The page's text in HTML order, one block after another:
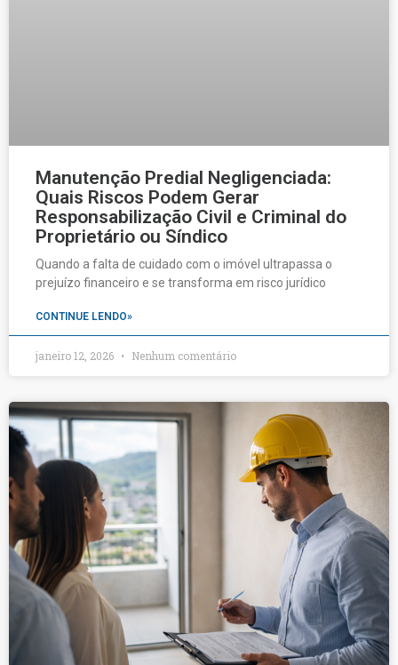
Manutenção Predial Negligenciada:
Quais Riscos Podem Gerar
Responsabilização Civil e Criminal do
Proprietário ou Síndico
Quando a falta de cuidado com o imóvel ultrapassa o
prejuízo financeiro e se transforma em risco jurídico
CONTINUE LENDO»
janeiro 12, 2026 Nenhum comentário